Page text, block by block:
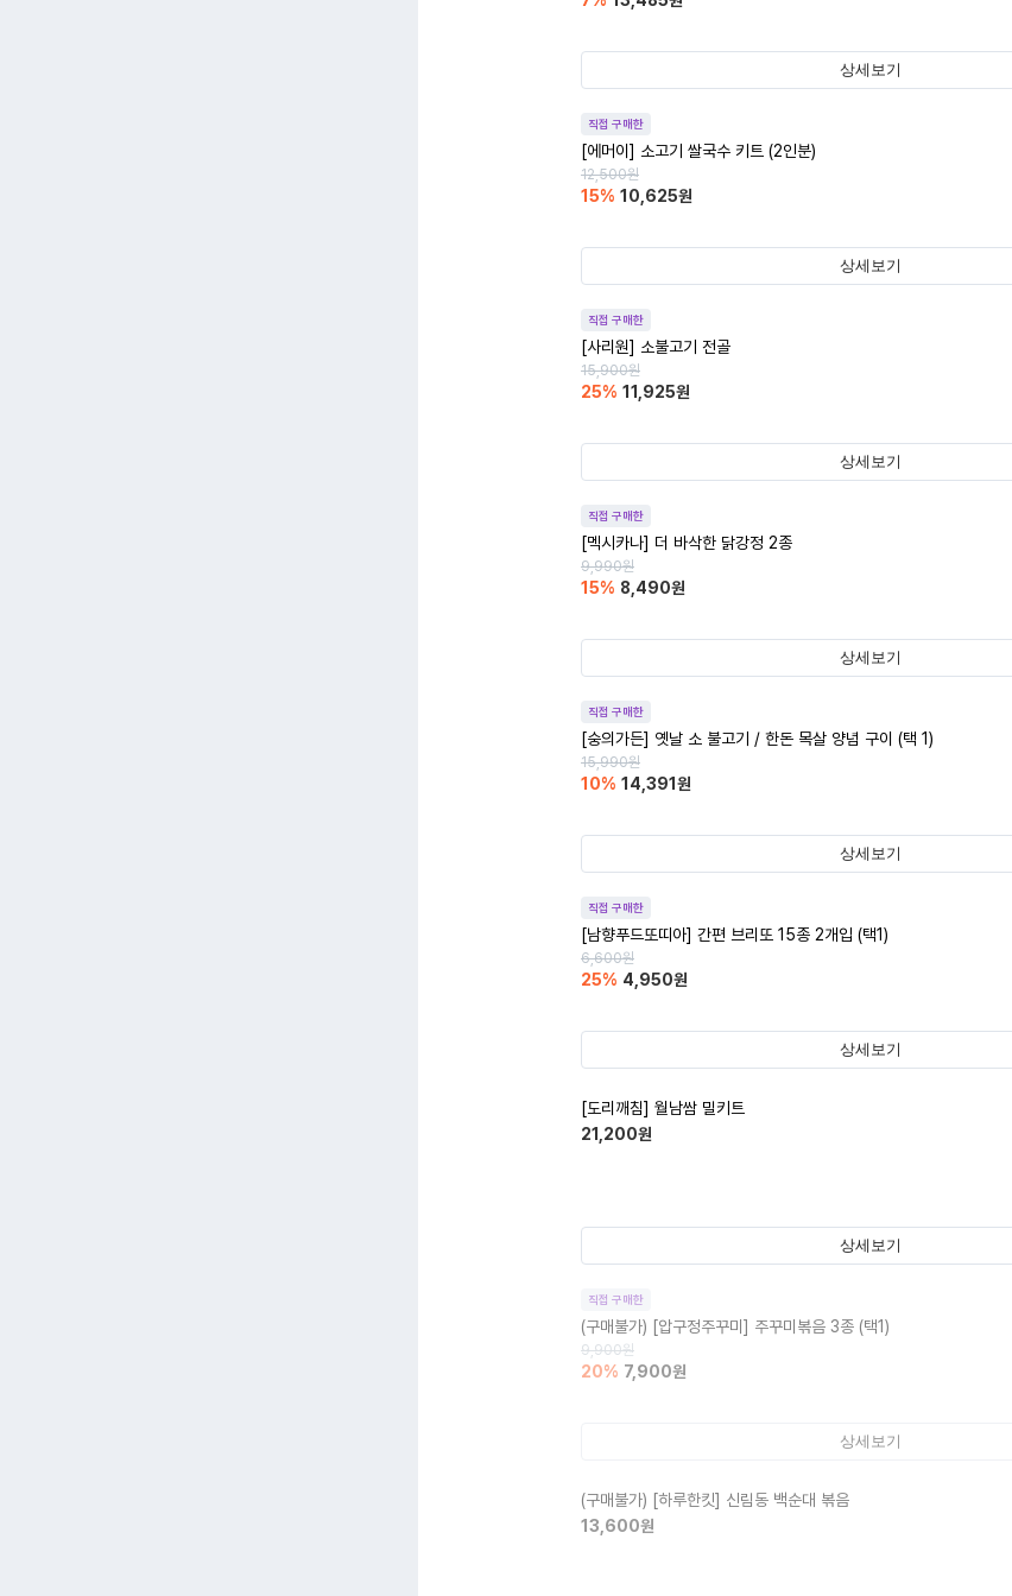
상세보기
직접 구매한
[에머이] 소고기 쌀국수 키트 (2인분)
12,500원
15% 10,625원
상세보기
직접 구매한
[사리원] 소불고기 전골
15,900원
25% 11,925원
상세보기
직접 구매한
[멕시카나] 더 바삭한 닭강정 2종
9,990원
15% 8,490원
상세보기
직접 구매한
[숭의가든] 옛날 소 불고기 / 한돈 목살 양념 구이 (택 1)
15,990원
10% 14,391 원
상세보기
직접 구매한
[남향푸드또띠아] 간편 브리또 15종 2개입 (택1)
6,600원
25% 4,950원
상세보기
[도리깨침] 월남쌈 밀키트
21,200원
상세보기
직접 구매한
(구매불가) [압구정주꾸미] 주꾸미볶음 3종 (택1)
9,900원
20% 7,900원
상세보기
(구매불가) [하루한킷] 신림동 백순대 볶음
13,600원